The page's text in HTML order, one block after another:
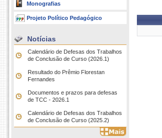
Monografias
Projeto Político Pedagógico
Notícias
Calendário de Defesas dos Trabalhos
de Conclusão de Curso (2026.1)
Resultado do Prêmio Florestan
Fernandes
Documentos e prazos para defesas
de TCC - 2026.1
Calendário de Defesas dos Trabalhos
de Conclusão de Curso (2025.2)